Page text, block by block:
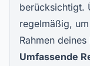
berücksichtigt.
regelmäßig,
Rahmen
Umfassende